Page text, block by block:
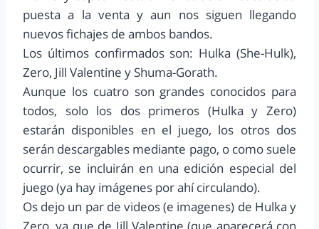
puesta a la venta y aun nos siguen llegando
nuevos fichajes de ambos bandos.
Los últimos confirmados son: Hulka (She-Hulk),
Zero, Jill Valentine y Shuma-Gorath.
Aunque los cuatro son grandes conocidos para
todos, solo los dos primeros (Hulka y Zero)
estarán disponibles en el juego, los otros dos
serán descargables mediante pago, o como suele
ocurrir, se incluirán en una edición especial del
juego (ya hay imágenes por ahí circulando).
Os dejo un par de videos (e imagenes) de Hulka y